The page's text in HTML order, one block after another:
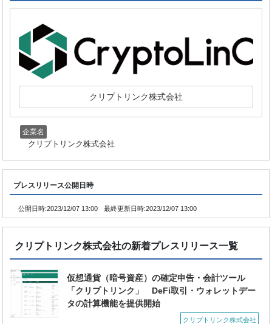
クリプトリンク株式会社
企業名
クリプトリンク株式会社
プレスリリース公開日時
公開日時:2023/12/07 13:00 最終更新日時:2023/12/07 13:00
クリプトリンク株式会社の新着プレスリリース一覧
仮想通貨（暗号資産）の確定申告・会計ツール
「クリプトリンク」 DeFi取引・ウォレットデー
タの計算機能を提供開始
クリプトリンク株式会社